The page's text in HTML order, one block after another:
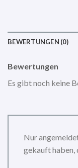
BEWERTUNGEN (0)
Bewertungen
Es gibt noch keine
Nur
gekauft haben,